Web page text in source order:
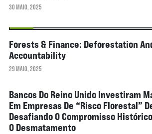
30 MAIO, 2025
Forests & Finance: Deforestation
Accountability
29 MAIO, 2025
Bancos Do Reino Unido Investiram
Em Empresas De “risco Florestal”
Desafiando O Compromisso
O Desmatamento